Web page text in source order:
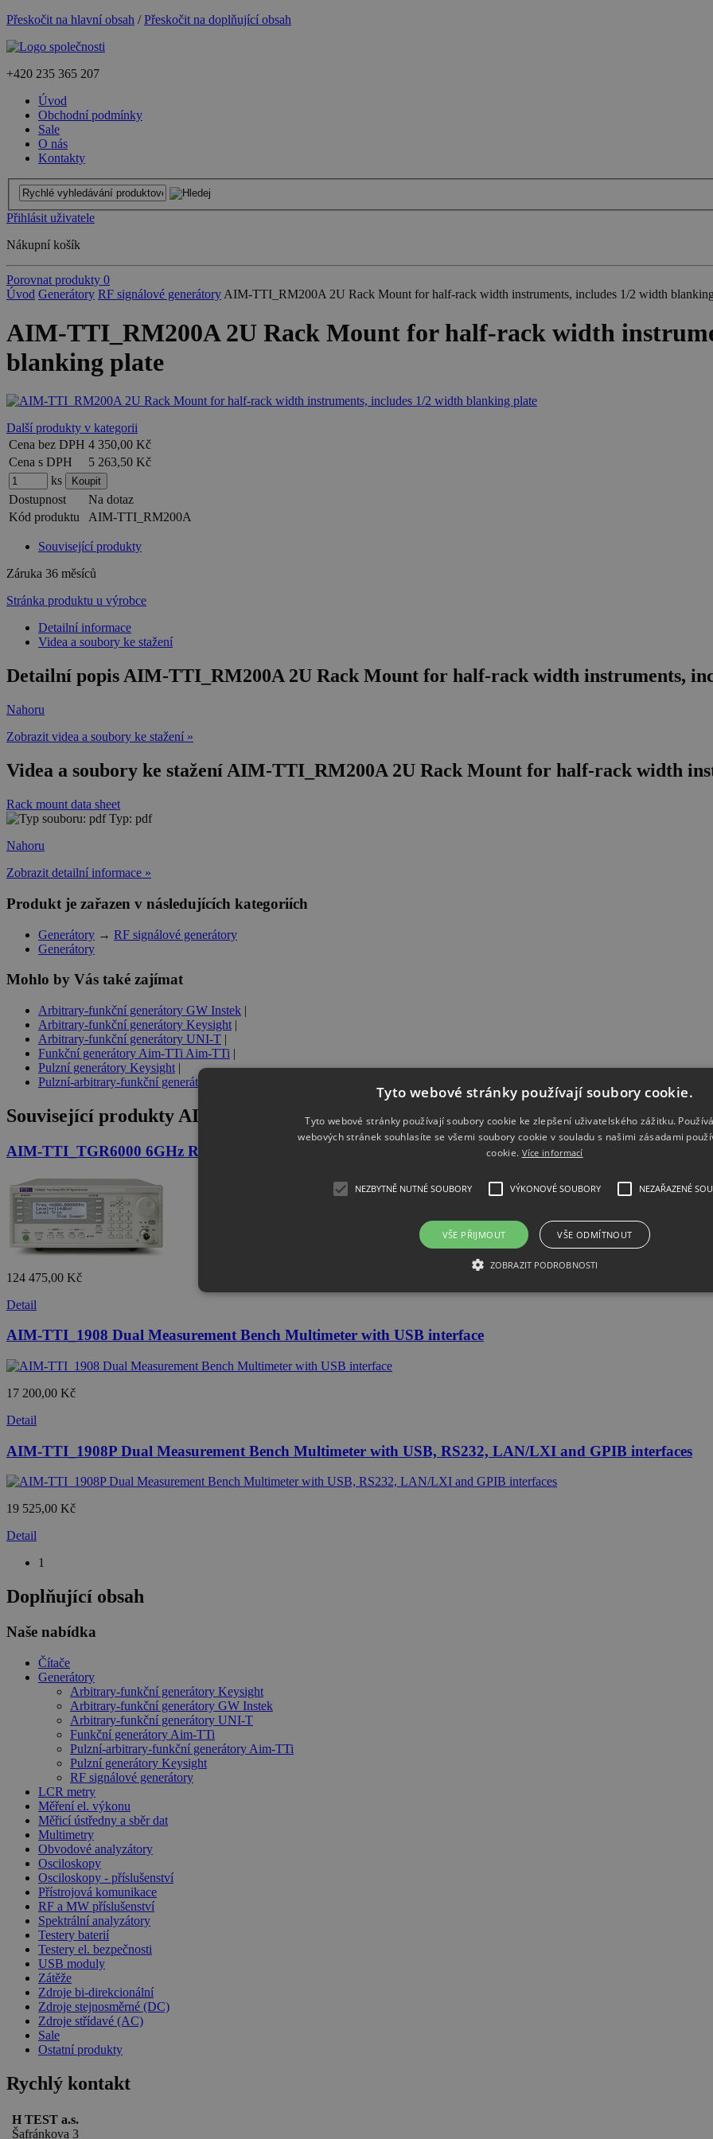
Přeskočit na hlavní obsah /Přeskočit na doplňující obsah
+420 235 365 207
Úvod
Obchodní podmínky
Sale
O nás
Kontakty
Přihlásit uživatele
Nákupní košík
Porovnat produkty 0
Úvod Generátory RF signálové generátory AIM-TTI_RM200A 2U Rack Mount for half-rack width instruments, includes 1/2 width
AIM-TTI_RM200A 2U Rack Mount for half-rack width
blanking plate
Další produkty v kategorii
Cena bez DPH 4 350,00 Kč
Cena s DPH
5 263,50 Kč
ks
Dostupnost
Na dotaz
Kód produktu
AIM-TTI_RM200A
Související produkty
Záruka 36 měsíců
Stránka produktu u výrobce
Detailní informace
Videa a soubory ke stažení
Detailní popis AIM-TTI_RM200A 2U Rack Mount for half-rack width instruments,
Nahoru
Zobrazit videa a soubory ke stažení »
Videa a soubory ke stažení AIM-TTI_RM200A 2U Rack Mount for half-rack width
Rack mount data sheet
Typ: pdf
Nahoru
Zobrazit detailní informace »
Produkt je zařazen v následujících kategoriích
Generátory → RF signálové generátory
Generátory
Mohlo by Vás také zajímat
Arbitrary-funkční generátory GW Instek |
Arbitrary-funkční generátory Keysight |
Arbitrary-funkční generátory UNI-T |
Funkční generátory Aim-TTi Aim-TTi |
Pulzní generátory Keysight |
Pulzní-arbitrary-funkční generátory Aim-TTi Aim-TTi
Související produkty AIM-TTI_RM200A 2U Rack Mount for half-rack width
AIM-TTI_TGR6000 6GHz RF Signal Generator
124 475,00 Kč
Detail
AIM-TTI_1908 Dual Measurement Bench Multimeter with USB interface
17 200,00 Kč
Detail
AIM-TTI_1908P Dual Measurement Bench Multimeter with USB, RS232, LAN/LXI and GPIB interfaces
19 525,00 Kč
Detail
1
Doplňující obsah
Naše nabídka
Čítače
Generátory
Arbitrary-funkční generátory Keysight
Arbitrary-funkční generátory GW Instek
Arbitrary-funkční generátory UNI-T
Funkční generátory Aim-TTi
Pulzní-arbitrary-funkční generátory Aim-TTi
Pulzní generátory Keysight
RF signálové generátory
LCR metry
Měření el. výkonu
Měřicí ústředny a sběr dat
Multimetry
Obvodové analyzátory
Osciloskopy
Osciloskopy - příslušenství
Přístrojová komunikace
RF a MW příslušenství
Spektrální analyzátory
Testery baterií
Testery el. bezpečnosti
USB moduly
Zátěže
Zdroje bi-direkcionální
Zdroje stejnosměrné (DC)
Zdroje střídavé (AC)
Sale
Ostatní produkty
Rychlý kontakt
H TEST a.s.
Šafránkova 3
Tyto webové stránky používají soubory cookie.
Tyto webové stránky používají soubory cookie ke zlepšení uživatelského zážitku.
webových stránek souhlasíte se všemi soubory cookie v souladu s našimi zásadami
cookie. Více informací
NEZBYTNĚ NUTNÉ SOUBORY VÝKONOVÉ SOUBORY NEZAŘAZENÉ
VŠE PŘIJMOUT VŠE ODMÍTNOUT
ZOBRAZIT PODROBNOSTI